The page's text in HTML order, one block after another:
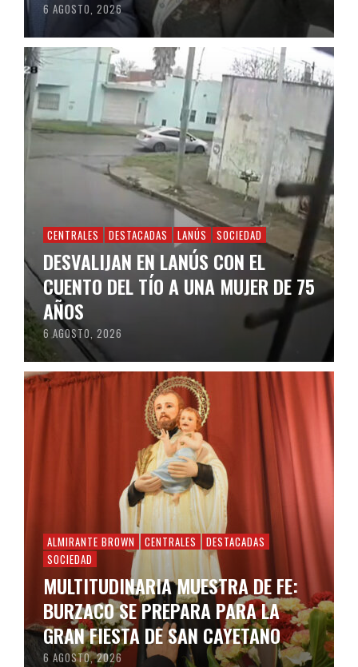
6 AGOSTO, 2026
CENTRALES DESTACADAS LANÚS SOCIEDAD
DESVALIJAN EN LANÚS CON EL
CUENTO DEL TÍO A UNA MUJER DE 75
AÑOS
6 AGOSTO, 2026
ALMIRANTE BROWN CENTRALES
DESTACADAS
SOCIEDAD
MULTITUDINARIA MUESTRA DE FE:
BURZACO SE PREPARA PARA LA
GRAN FIESTA DE SAN CAYETANO
6 AGOSTO, 2026